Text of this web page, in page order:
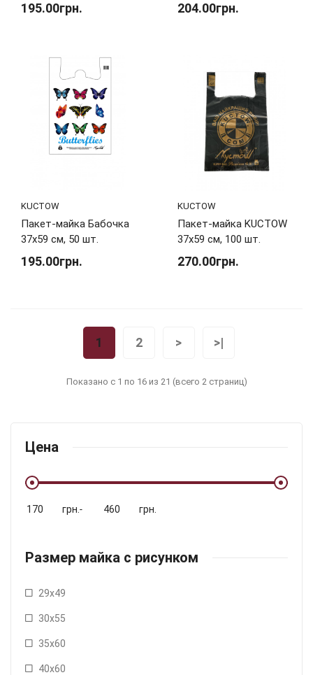
Цена
грн. - грн.
Размер майка с рисунком
29х49
30х55
35х60
40х60
195.00грн. 204.00грн.
KUCTOW
Пакет-майка Бабочка
37х59 см, 50 шт.
195.00грн.
KUCTOW
Пакет-майка KUCTOW
37х59 см, 100 шт.
270.00грн.
1 2 > >|
Показано с 1 по 16 из 21 (всего 2 страниц)